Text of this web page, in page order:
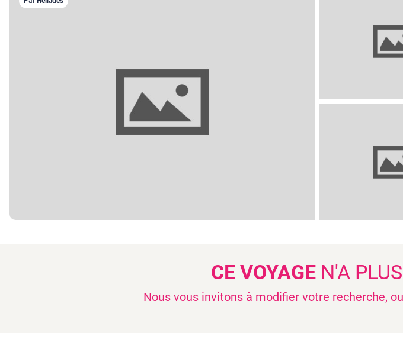
CE VOYAGEN'A
Nous vous invitons à modifier votre recherche,